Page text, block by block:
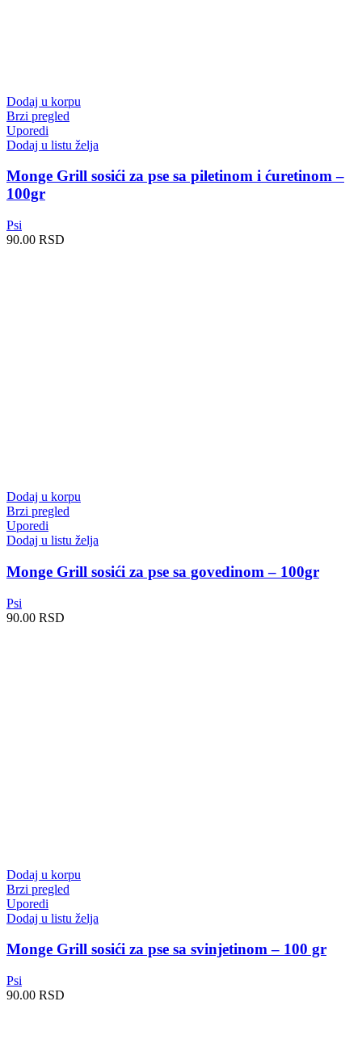
Dodaj u korpu
Brzi pregled
Uporedi
Dodaj u listu želja
Monge Grill sosići za pse sa piletinom i ćuretinom –
100gr
Psi
90.00 RSD
Dodaj u korpu
Brzi pregled
Uporedi
Dodaj u listu želja
Monge Grill sosići za pse sa govedinom – 100gr
Psi
90.00 RSD
Dodaj u korpu
Brzi pregled
Uporedi
Dodaj u listu želja
Monge Grill sosići za pse sa svinjetinom – 100 gr
Psi
90.00 RSD